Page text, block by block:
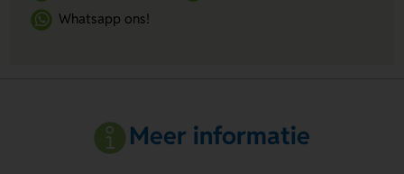
Whatsapp ons!
Meer informatie